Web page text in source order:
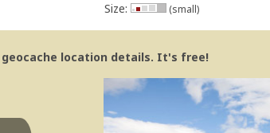
Size: (small)
geocache location details. It's free!